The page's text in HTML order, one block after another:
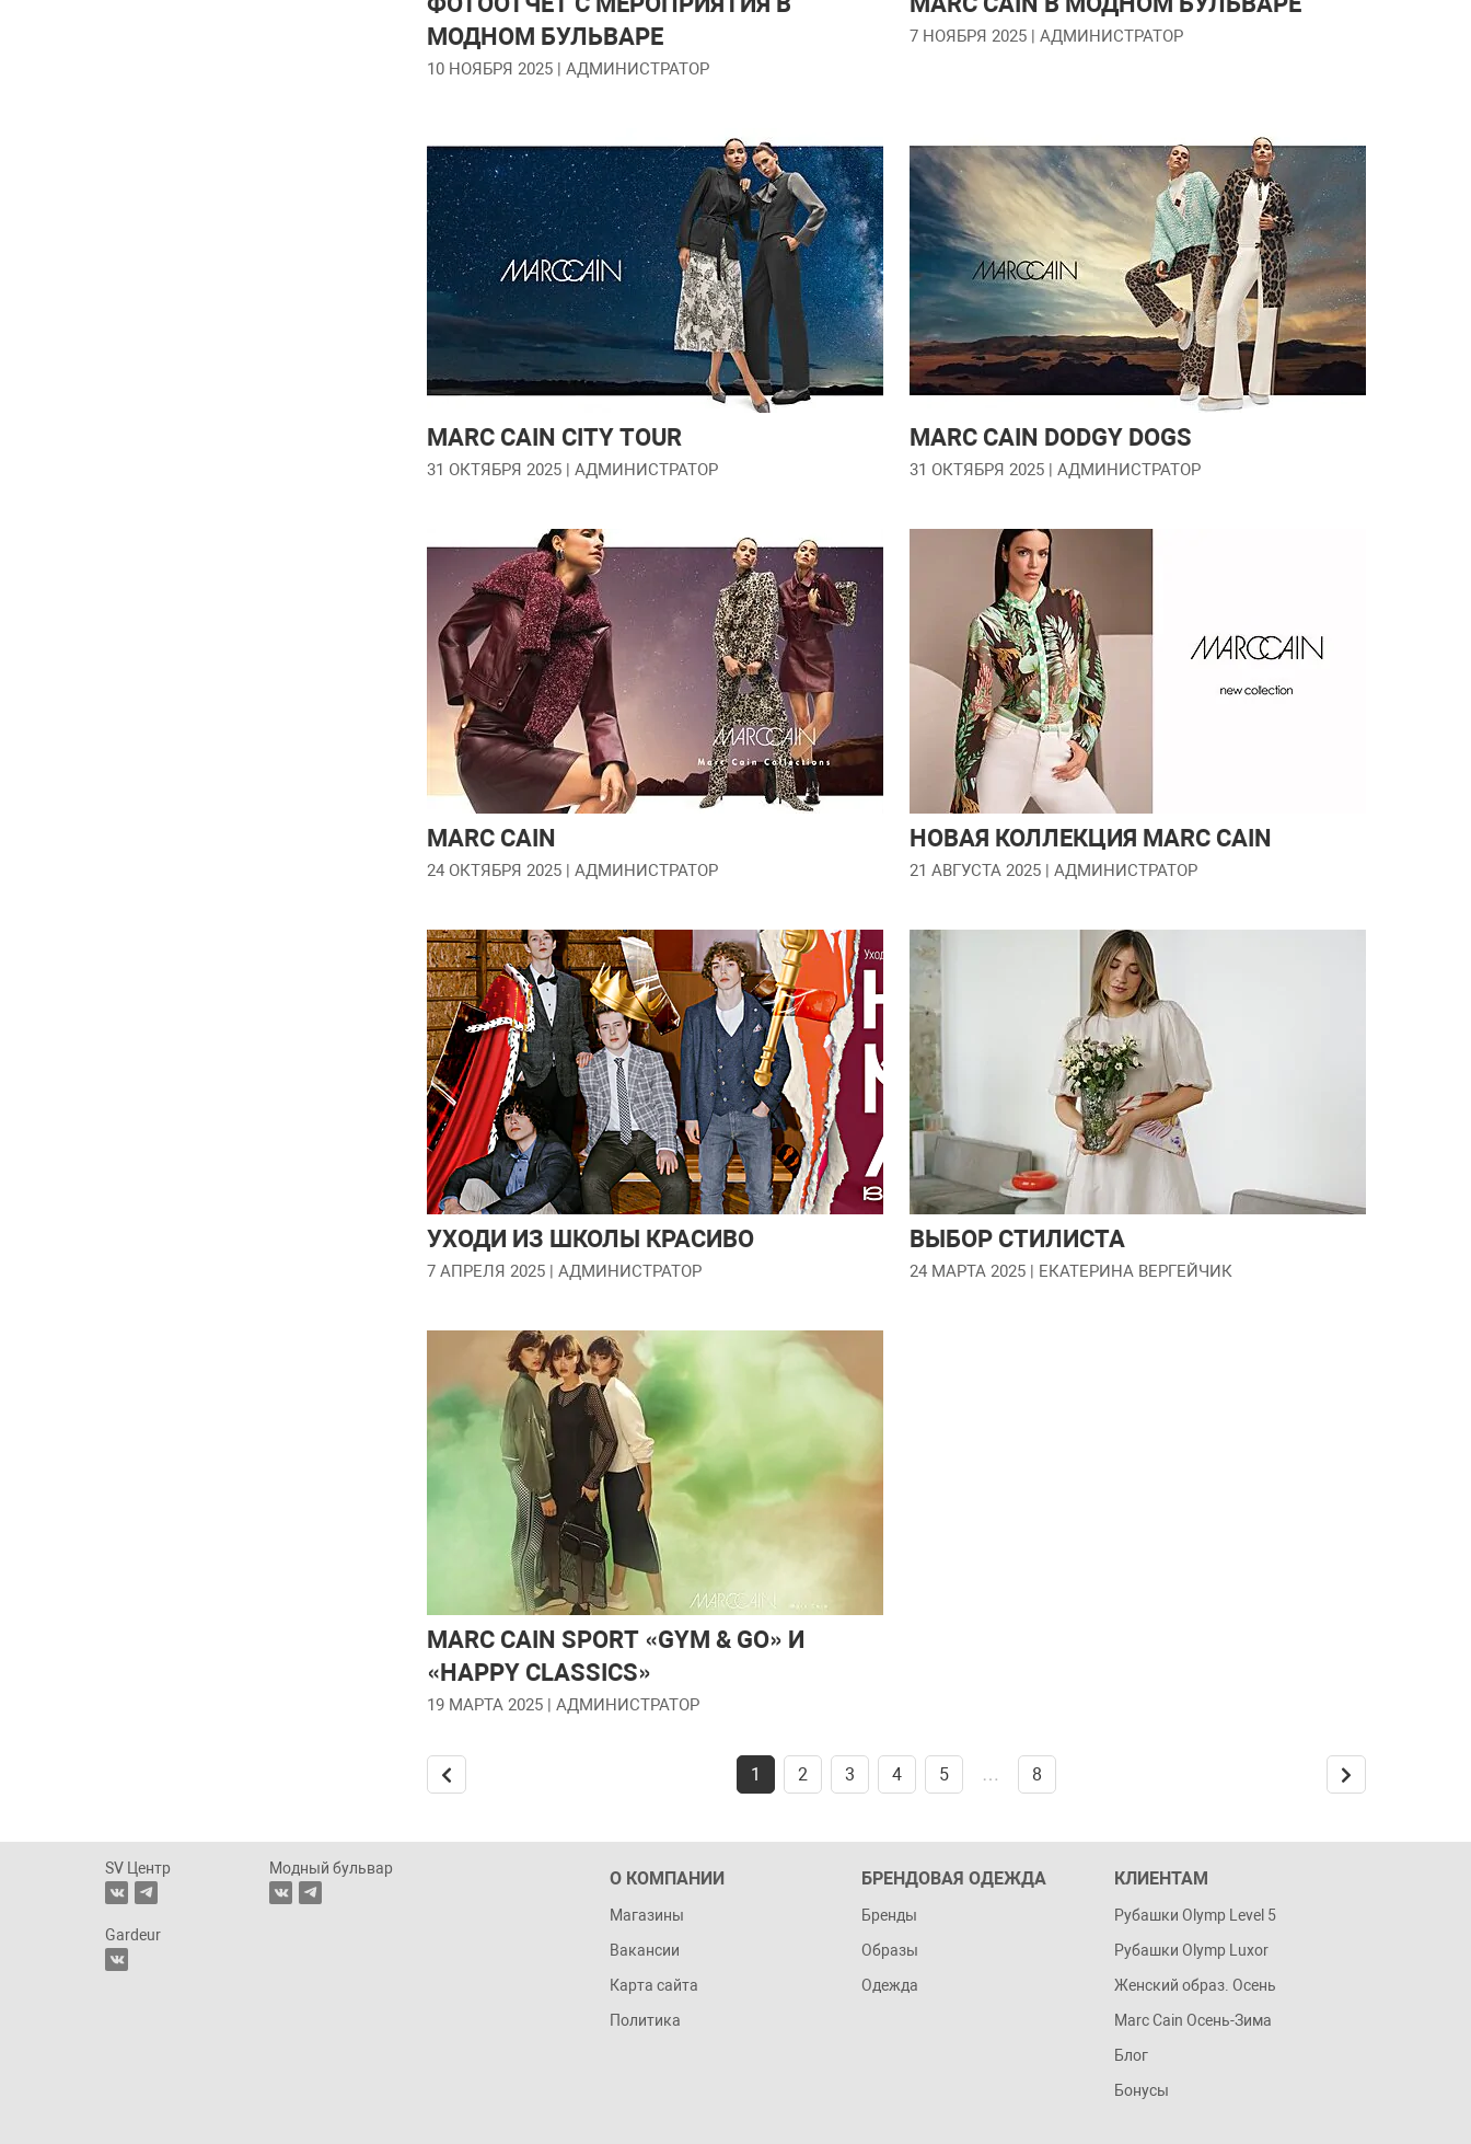
МОДНОМ БУЛЬВАРЕ
10 НОЯБРЯ 2025 | АДМИНИСТРАТОР
7 НОЯБРЯ 2025 | АДМИНИСТРАТОР
MARC CAIN CITY TOUR
31 ОКТЯБРЯ 2025 | АДМИНИСТРАТОР
MARC CAIN DODGY DOGS
31 ОКТЯБРЯ 2025 | АДМИНИСТРАТОР
MARC CAIN
24 ОКТЯБРЯ 2025 | АДМИНИСТРАТОР
НОВАЯ КОЛЛЕКЦИЯ MARC CAIN
21 АВГУСТА 2025 | АДМИНИСТРАТОР
УХОДИ ИЗ ШКОЛЫ КРАСИВО
7 АПРЕЛЯ 2025 | АДМИНИСТРАТОР
ВЫБОР СТИЛИСТА
24 МАРТА 2025 | ЕКАТЕРИНА ВЕРГЕЙЧИК
MARC CAIN SPORT «GYM & GO» И
«HAPPY CLASSICS»
19 МАРТА 2025 | АДМИНИСТРАТОР
8
1 2 3 4 5 …
О КОМПАНИИ
Магазины
Вакансии
Карта сайта
Политика
БРЕНДОВАЯ ОДЕЖДА
Бренды
Образы
Одежда
КЛИЕНТАМ
Рубашки Olymp Level 5
Рубашки Olymp Luxor
Женский образ. Осень
Marc Cain Осень-Зима
Блог
Бонусы
SV Центр Модный бульвар
Gardeur